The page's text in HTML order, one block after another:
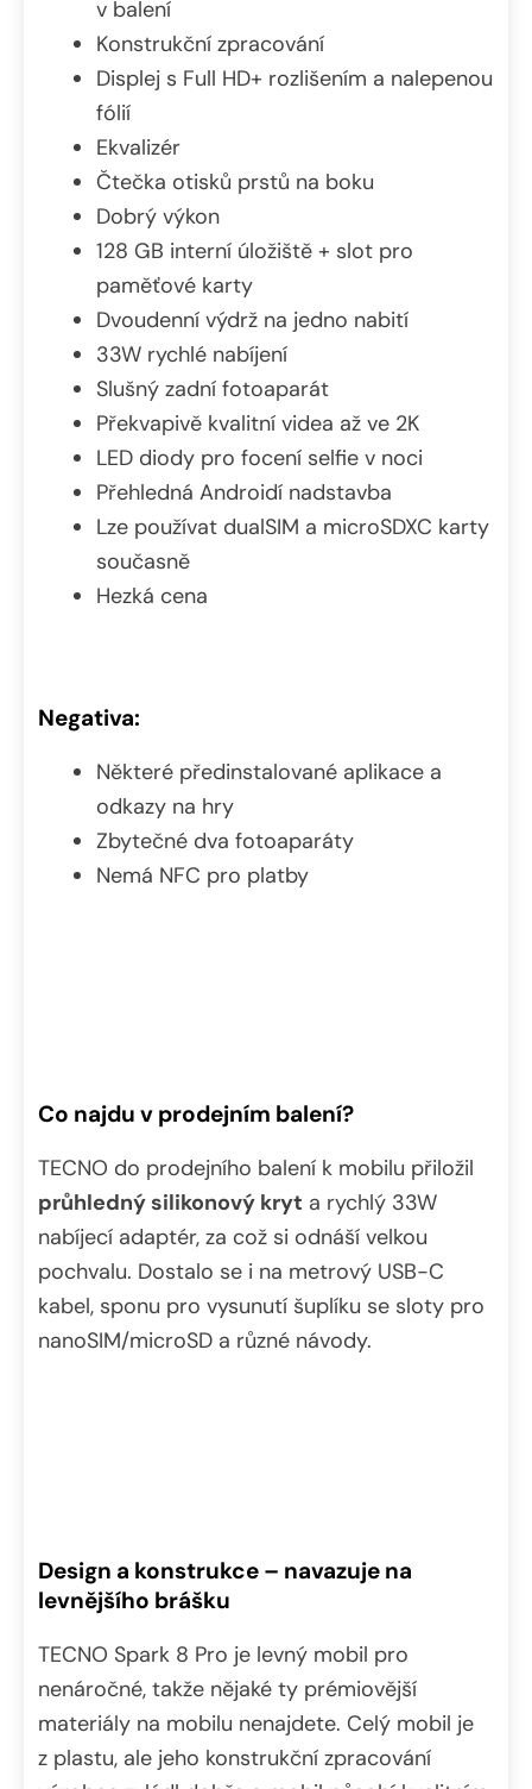
v balení
Konstrukční zpracování
Displej s Full HD+ rozlišením a nalepenou
fólií
Ekvalizér
Čtečka otisků prstů na boku
Dobrý výkon
128 GB interní úložiště + slot pro
paměťové karty
Dvoudenní výdrž na jedno nabití
33W rychlé nabíjení
Slušný zadní fotoaparát
Překvapivě kvalitní videa až ve 2K
LED diody pro focení selfie v noci
Přehledná Androidí nadstavba
Lze používat dualSIM a microSDXC karty
současně
Hezká cena
Negativa:
Některé předinstalované aplikace a
odkazy na hry
Zbytečné dva fotoaparáty
Nemá NFC pro platby
Co najdu v prodejním balení?
TECNO do prodejního balení k mobilu přiložil
průhledný silikonový kryt a rychlý 33W
nabíjecí adaptér, za což si odnáší velkou
pochvalu. Dostalo se i na metrový USB-C
kabel, sponu pro vysunutí šuplíku se sloty pro
nanoSIM/microSD a různé návody.
Design a konstrukce – navazuje na
levnějšího brášku
TECNO Spark 8 Pro je levný mobil pro
nenáročné, takže nějaké ty prémiovější
materiály na mobilu nenajdete. Celý mobil je
z plastu, ale jeho konstrukční zpracování